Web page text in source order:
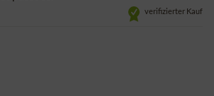
verifizierter Kauf